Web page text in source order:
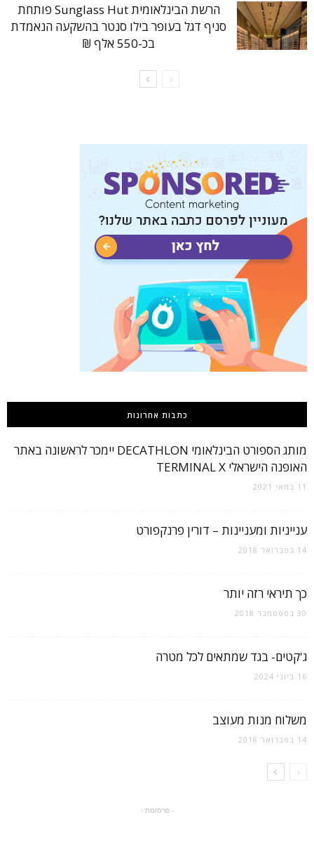
הרשת הבינלאומית Sunglass Hut פותחת
סניף דגל בעופר בילו סנטר בהשקעה הנאמדת
בכ-550 אלף ₪
כתבות אחרונות
מותג הספורט הבינלאומי DECATHLON יימכר לראשונה באתר
האופנה הישראלי TERMINAL X
11 במאי 2021
ענייניות ומעניינות – דורין פרנקפורט
14 בפברואר 2018
כך תיראי רזה יותר
30 בספטמבר 2018
ג'קטים- בגד שמתאים לכל מטרה
16 ביוני 2024
משלוח מנות מעוצב
14 בפברואר 2018
- פרסומת -